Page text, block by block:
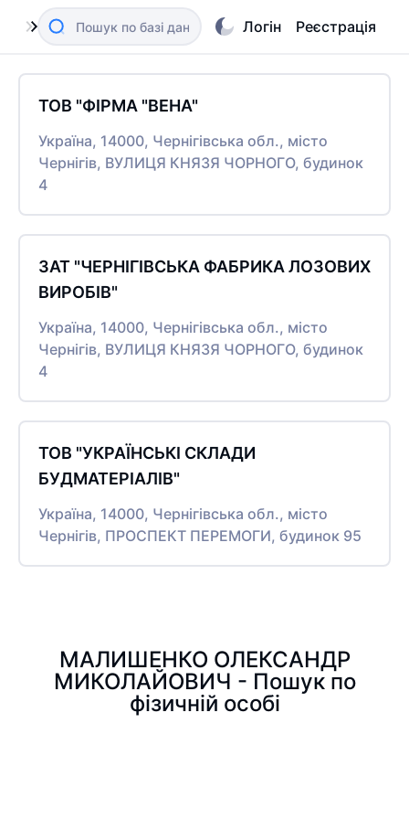
Логін Реєстрація
ТОВ "ФІРМА "ВЕНА"
Україна, 14000, Чернігівська обл., місто
Чернігів, ВУЛИЦЯ КНЯЗЯ ЧОРНОГО, будинок
4
ЗАТ "ЧЕРНІГІВСЬКА ФАБРИКА ЛОЗОВИХ
ВИРОБІВ"
Україна, 14000, Чернігівська обл., місто
Чернігів, ВУЛИЦЯ КНЯЗЯ ЧОРНОГО, будинок
4
ТОВ "УКРАЇНСЬКІ СКЛАДИ
БУДМАТЕРІАЛІВ"
Україна, 14000, Чернігівська обл., місто
Чернігів, ПРОСПЕКТ ПЕРЕМОГИ, будинок 95
МАЛИШЕНКО ОЛЕКСАНДР
МИКОЛАЙОВИЧ - Пошук по
фізичній особі